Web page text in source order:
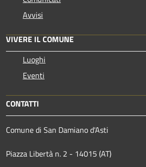
Avvisi
VIVERE IL COMUNE
Luoghi
Eventi
CONTATTI
Comune di San Damiano d'Asti
Piazza Libertà n. 2 - 14015 (AT)